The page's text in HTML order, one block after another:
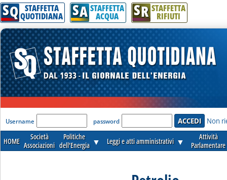
SQ STAFFETTA
QUOTIDIANA SA STAFFETTA
ACQUA SR STAFFETTA
RIFIUTI
'Modulo Login per accedere'
Username password Non
HOME
Società
Associazioni
Politiche
dell'Energia ▼ Leggi e atti amministrativi ▼
Attività
Parlamentare